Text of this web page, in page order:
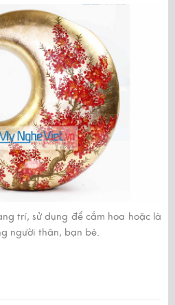
trí, sử dụng để cắm hoa hoặc là
người thân, bạn bè.